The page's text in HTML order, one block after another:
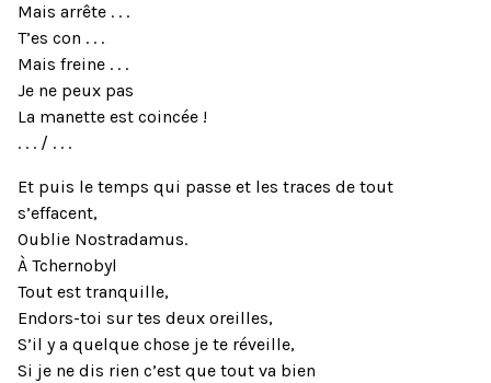
Mais arrête . . .
T’es con . . .
Mais freine . . .
Je ne peux pas
La manette est coincée !
. . . / . . .
Et puis le temps qui passe et les traces de tout
s’effacent,
Oublie Nostradamus.
À Tchernobyl
Tout est tranquille,
Endors-toi sur tes deux oreilles,
S’il y a quelque chose je te réveille,
Si je ne dis rien c’est que tout va bien